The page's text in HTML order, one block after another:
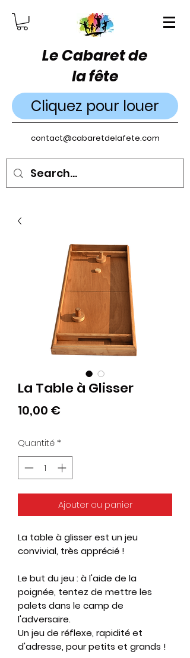
Le Cabaret de
la fête
Cliquez pour louer
contact@cabaretdelafete.com
La Table à Glisser
10,00 €Prix
Quantité*
Ajouter au panier
La table à glisser est un jeu
convivial, très apprécié !
Le but du jeu : à l'aide de la
poignée, tentez de mettre les
palets dans le camp de
l'adversaire.
Un jeu de réflexe, rapidité et
d'adresse, pour petits et grands !